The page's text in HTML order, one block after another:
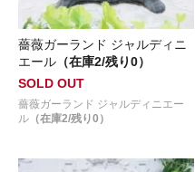
薔薇ガーランド ジャルディニ
エール （在庫2/残り0）
SOLD OUT
薔薇ガーランド ジャルディニエー
ル （在庫2/残り0）